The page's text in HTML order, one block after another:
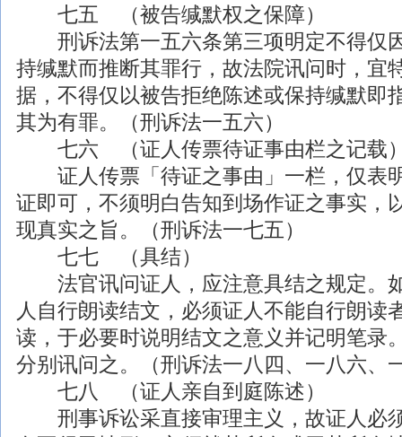
七五 （被告缄默权之保障）
刑诉法第一五六条第三项明定不得仅
持缄默而推断其罪行，故法院讯问时，宜
据，不得仅以被告拒绝陈述或保持缄默即
其为有罪。（刑诉法一五六）
七六 （证人传票待证事由栏之记载
证人传票「待证之事由」一栏，仅表
证即可，不须明白告知到场作证之事实，
现真实之旨。（刑诉法一七五）
七七 （具结）
法官讯问证人，应注意具结之规定。
人自行朗读结文，必须证人不能自行朗读
读，于必要时说明结文之意义并记明笔录
分别讯问之。（刑诉法一八四、一八六、
七八 （证人亲自到庭陈述）
刑事诉讼采直接审理主义，故证人必